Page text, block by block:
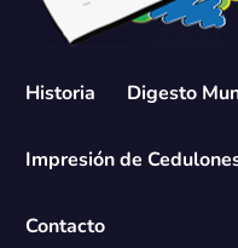
Historia Digesto
Impresión de
Contacto